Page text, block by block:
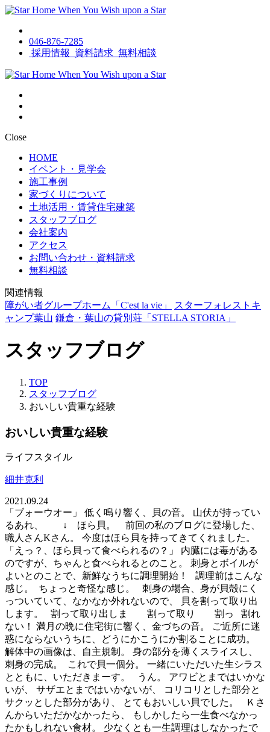
046-876-7285
採用情報
資料請求 無料相談
Close
HOME
イベント・見学会
施工事例
家づくりについて
土地活用・賃貸住宅建築
スタッフブログ
会社案内
アクセス
お問い合わせ・資料請求
無料相談
関連情報
障がい者グループホーム「C'est la vie」
スターフォレストキ
ャンプ葉山 鎌倉・葉山の貸別荘「STELLA STORIA」
スタッフブログ
TOP
スタッフブログ
おいしい貴重な経験
おいしい貴重な経験
ライフスタイル
細井克利
2021.09.24
「ブォーウオー」 低く鳴り響く、貝の音。 山伏が持ってい
るあれ、 ↓ ほら貝。
前回の私のブログに登場した、
職人さんKさん。 今度はほら貝を持ってきてくれました。
「えっ？、ほら貝って食べられるの？」 内臓には毒がある
のですが、ちゃんと食べられるとのこと。 刺身とボイルが
よいとのことで、新鮮なうちに調理開始！ 調理前はこんな
感じ。
ちょっと奇怪な感じ。 刺身の場合、身が貝殻にく
っついていて、なかなか外れないので、 貝を割って取り出
します。 割って取り出しま 割って取り 割っ 割れ
ない！ 満月の晩に住宅街に響く、金づちの音。 ご近所に迷
惑にならないうちに、どうにかこうにか割ることに成功。
解体中の画像は、自主規制。 身の部分を薄くスライスし、
刺身の完成。
これで貝一個分。 一緒にいただいた生シラス
とともに、いただきまーす。 うん。 アワビとまではいかな
いが、 サザエとまではいかないが、 コリコリとした部分と
サクッとした部分があり、 とてもおいしい貝でした。 Ｋさ
んからいただかなかったら、 もしかしたら一生食べなかっ
たかもしれない食材。 少なくとも一生調理はしなかったで